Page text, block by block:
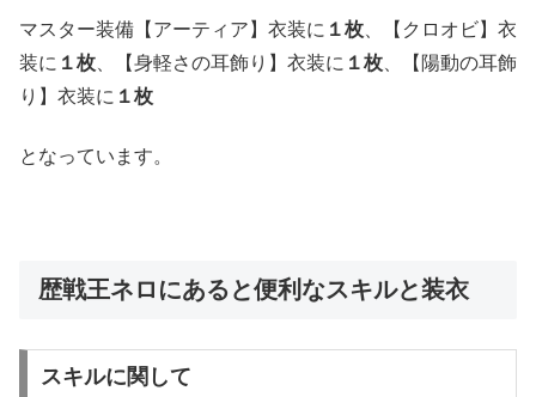
マスター装備【アーティア】衣装に １枚 、【クロオビ】衣
装に １枚 、【身軽さの耳飾り】衣装に １枚 、【陽動の耳飾
り】衣装に １枚
となっています。
歴戦王ネロにあると便利なスキルと装衣
スキルに関して